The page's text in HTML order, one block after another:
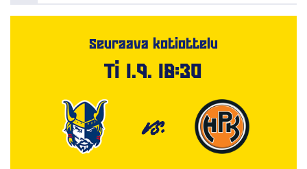
Seuraava kotiottelu
Ti 1.9. 18:30
VS.